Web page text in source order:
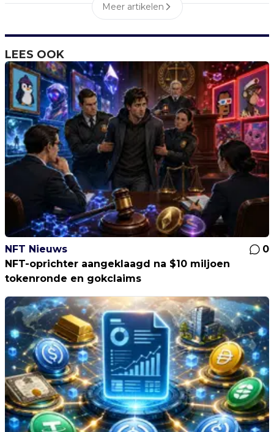
Meer artikelen
LEES OOK
NFT Nieuws
0
NFT-oprichter aangeklaagd na $10 miljoen
tokenronde en gokclaims